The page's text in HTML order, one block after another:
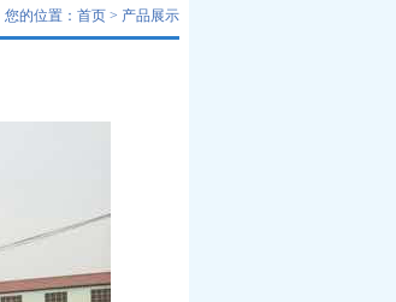
您的位置：首页 > 产品展示